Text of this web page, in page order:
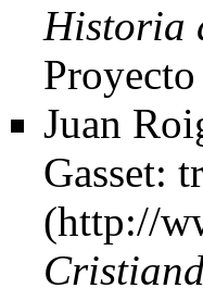
Historia
Juan
Gasset: